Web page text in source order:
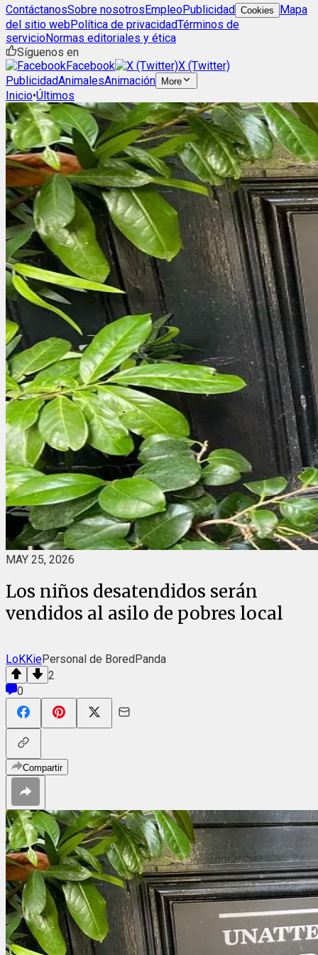
ContáctanosSobre nosotrosEmpleoPublicidad Cookies
Mapa
del sitio webPolítica de privacidadTérminos de
servicioNormas editoriales y ética
Síguenos en
Facebook
X (Twitter)
PublicidadAnimalesAnimación More
Inicio•Últimos
MAY 25, 2026
Los niños desatendidos serán
vendidos al asilo de pobres local
LoKKiePersonal de BoredPanda
2
0
Compartir